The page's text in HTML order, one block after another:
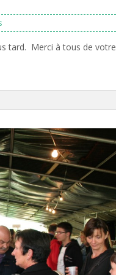
tard. Merci à tous de votre